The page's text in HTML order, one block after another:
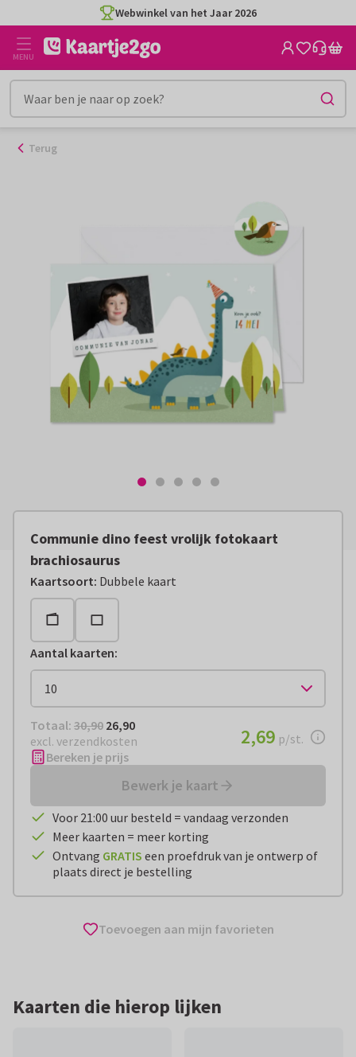
naar
inhoud
Webwinkel van het Jaar 2026
MENU
Terug
Communie dino feest vrolijk fotokaart
brachiosaurus
Kaartsoort: Dubbele kaart
Aantal kaarten:
Totaal: € 26,90
Totaal: 30,90 26,90
excl. verzendkosten
€ 2,69per stuk
2,69 p/st.
Bereken je prijs
Bewerk je kaart
Voor 21:00 uur besteld = vandaag verzonden
Meer kaarten = meer korting
Ontvang GRATIS een proefdruk van je ontwerp of
plaats direct je bestelling
Toevoegen aan mijn favorieten
Kaarten die hierop lijken